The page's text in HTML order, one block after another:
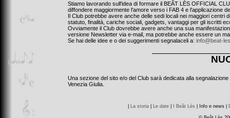
Stiamo lavorando sull'idea di formare il BEÂT LÈS OFFICIAL
diffondere maggiormente l'amore verso i FAB 4 e l'applicazione
Il Club potrebbe avere anche delle sedi locali nei maggiori centri
statuto, finalità, cariche sociali, gadgets, vantaggi per gli iscritti
Ovviamente il Club dovrebbe avere anche una sua
versione Newsletter via e-mail, ma potrebbe anche essere un
Se hai delle idee e o dei suggerimenti segnalaceli a: info@beat-
Una sezione del sito e/o del Club sarà dedicata alla
Venezia Giulia.
La storia Le date I Beât Lès | Info e news |